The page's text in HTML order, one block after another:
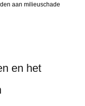
aan milieuschade
en het